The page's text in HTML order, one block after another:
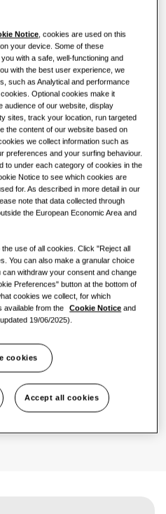
пумпа
работи?
пумпи
ЗГРАДИ
: ЛАДЕЊЕ:
EU,AC052RXADKG/EU,
5.2KW 7.1KW
Notice, cookies are used on this
your device. Some of these
with a safe, well-functioning and
with the best user experience, we
such as Analytical and performance
Optional cookies make it
audience of our website, display
sites, track your location, run targeted
the content of our website based on
we collect information such as
preferences and your surfing behaviour.
to under each category of cookies in the
Notice to see which cookies are
for. As described in more detail in our
note that data collected through
the European Economic Area and
use of all cookies. Click "Reject all
You can also make a granular choice
withdraw your consent and change
Preferences" button at the bottom of
cookies we collect, for which
available from the
Cookie Notice and
19/06/2025).
cookies
Accept all cookies